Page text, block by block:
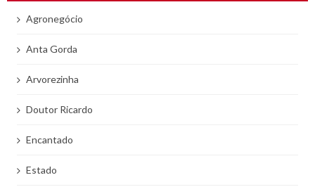
Agronegócio
Anta Gorda
Arvorezinha
Doutor Ricardo
Encantado
Estado